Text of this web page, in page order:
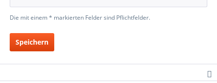
Die mit einem * markierten Felder sind Pflichtfelder.
Speichern